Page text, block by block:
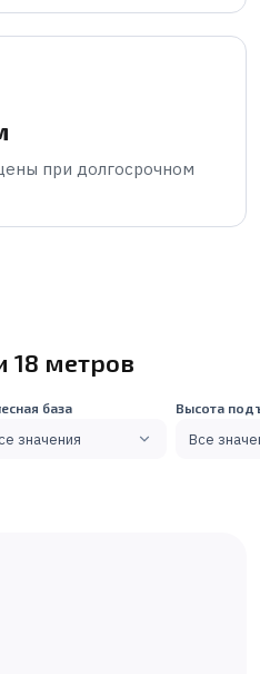
при долгосрочном
18 метров
база
значения
Высота
Все